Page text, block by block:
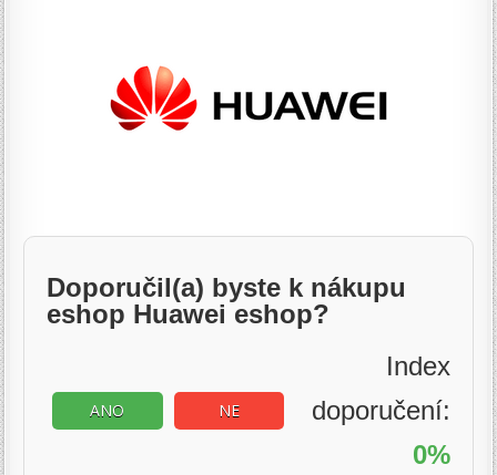
Doporučil(a) byste k nákupu
eshop Huawei eshop?
ANO NE
Index
doporučení:
0%